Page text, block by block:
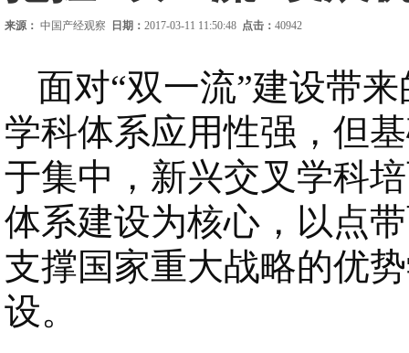
来源： 中国产经观察 日期： 2017-03-11 11:50:48 点击： 40942
面对“双一流”建设带
学科体系应用性强，但
于集中，新兴交叉学科
体系建设为核心，以点
支撑国家重大战略的优
设。